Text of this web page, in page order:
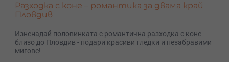
Разходка с коне – романтика за двама край
Пловдив
Изненадай половинката с романтична разходка с коне
близо до Пловдив - подари красиви гледки и незабравими
мигове!